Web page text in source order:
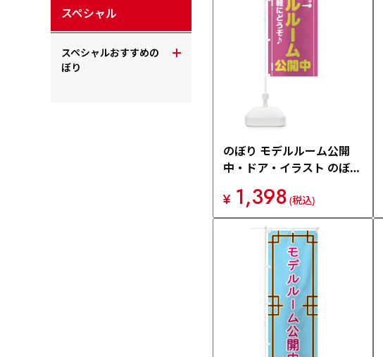
スペシャル
スペシャルおすすめの
ぼり
のぼり モデルルーム公開
中・ドア・イラスト のぼり
¥ 1,398 (税込)